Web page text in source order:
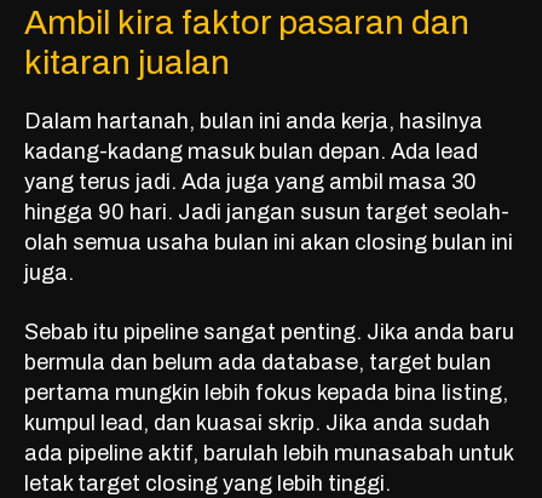
Ambil kira faktor pasaran dan
kitaran jualan
Dalam hartanah, bulan ini anda kerja, hasilnya
kadang-kadang masuk bulan depan. Ada lead
yang terus jadi. Ada juga yang ambil masa 30
hingga 90 hari. Jadi jangan susun target seolah-
olah semua usaha bulan ini akan closing bulan ini
juga.
Sebab itu pipeline sangat penting. Jika anda baru
bermula dan belum ada database, target bulan
pertama mungkin lebih fokus kepada bina listing,
kumpul lead, dan kuasai skrip. Jika anda sudah
ada pipeline aktif, barulah lebih munasabah untuk
letak target closing yang lebih tinggi.